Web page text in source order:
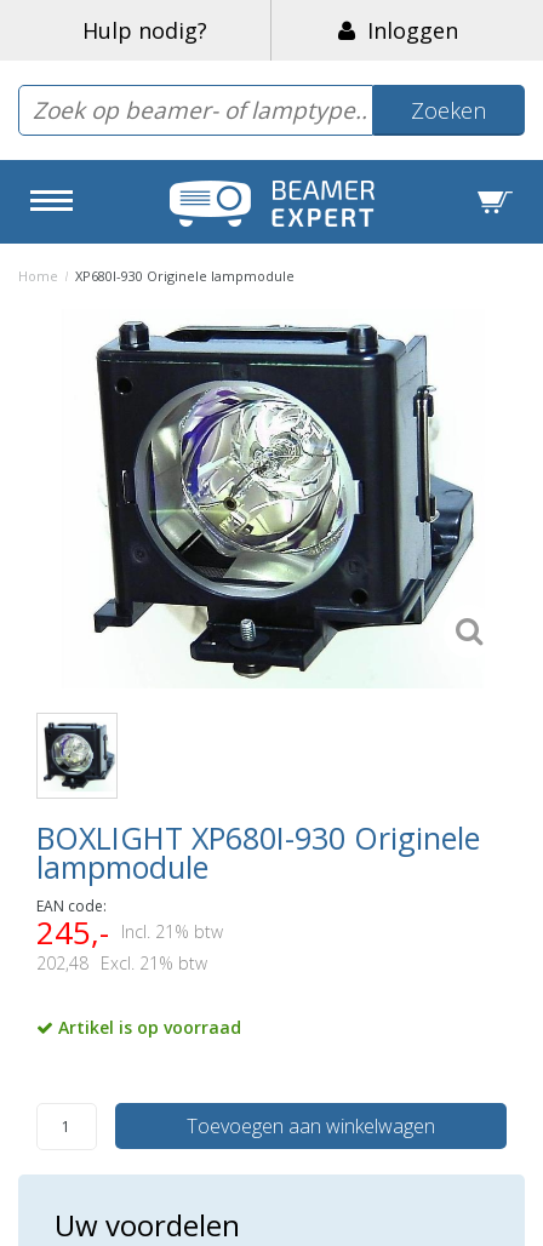
Hulp nodig? Inloggen
Zoeken
Home / XP680I-930 Originele lampmodule
BOXLIGHT XP680I-930 Originele
lampmodule
EAN code:
245,-
Incl. 21% btw
202,48 Excl. 21% btw
Artikel is op voorraad
Toevoegen aan winkelwagen
Uw voordelen